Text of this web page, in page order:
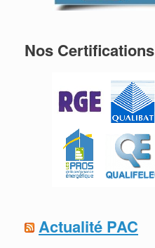
Nos Certifications
Actualité PAC